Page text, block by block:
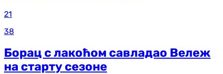
21
38
Борац с лакоћом савладао Вележ
на старту сезоне